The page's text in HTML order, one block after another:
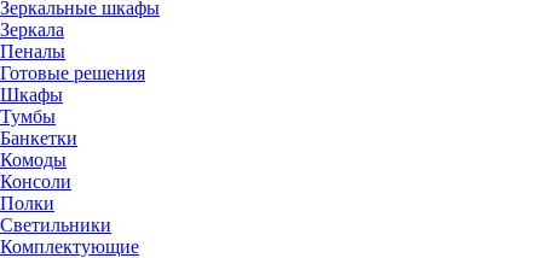
Зеркальные шкафы
Зеркала
Пеналы
Готовые решения
Шкафы
Тумбы
Банкетки
Комоды
Консоли
Полки
Светильники
Комплектующие